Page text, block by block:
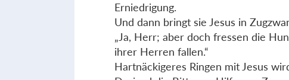
Erniedrigung.
Und dann bringt sie Jesus in
„Ja, Herr; aber doch fressen die
ihrer Herren fallen.“
Hartnäckigeres Ringen mit Jesus